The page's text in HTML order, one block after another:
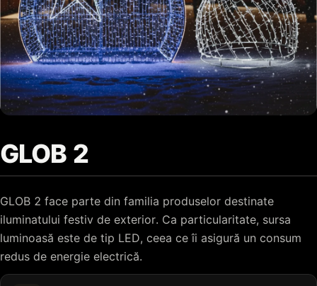
GLOB 2
GLOB 2 face parte din familia produselor destinate
iluminatului festiv de exterior. Ca particularitate, sursa
luminoasă este de tip LED, ceea ce îi asigură un consum
redus de energie electrică.